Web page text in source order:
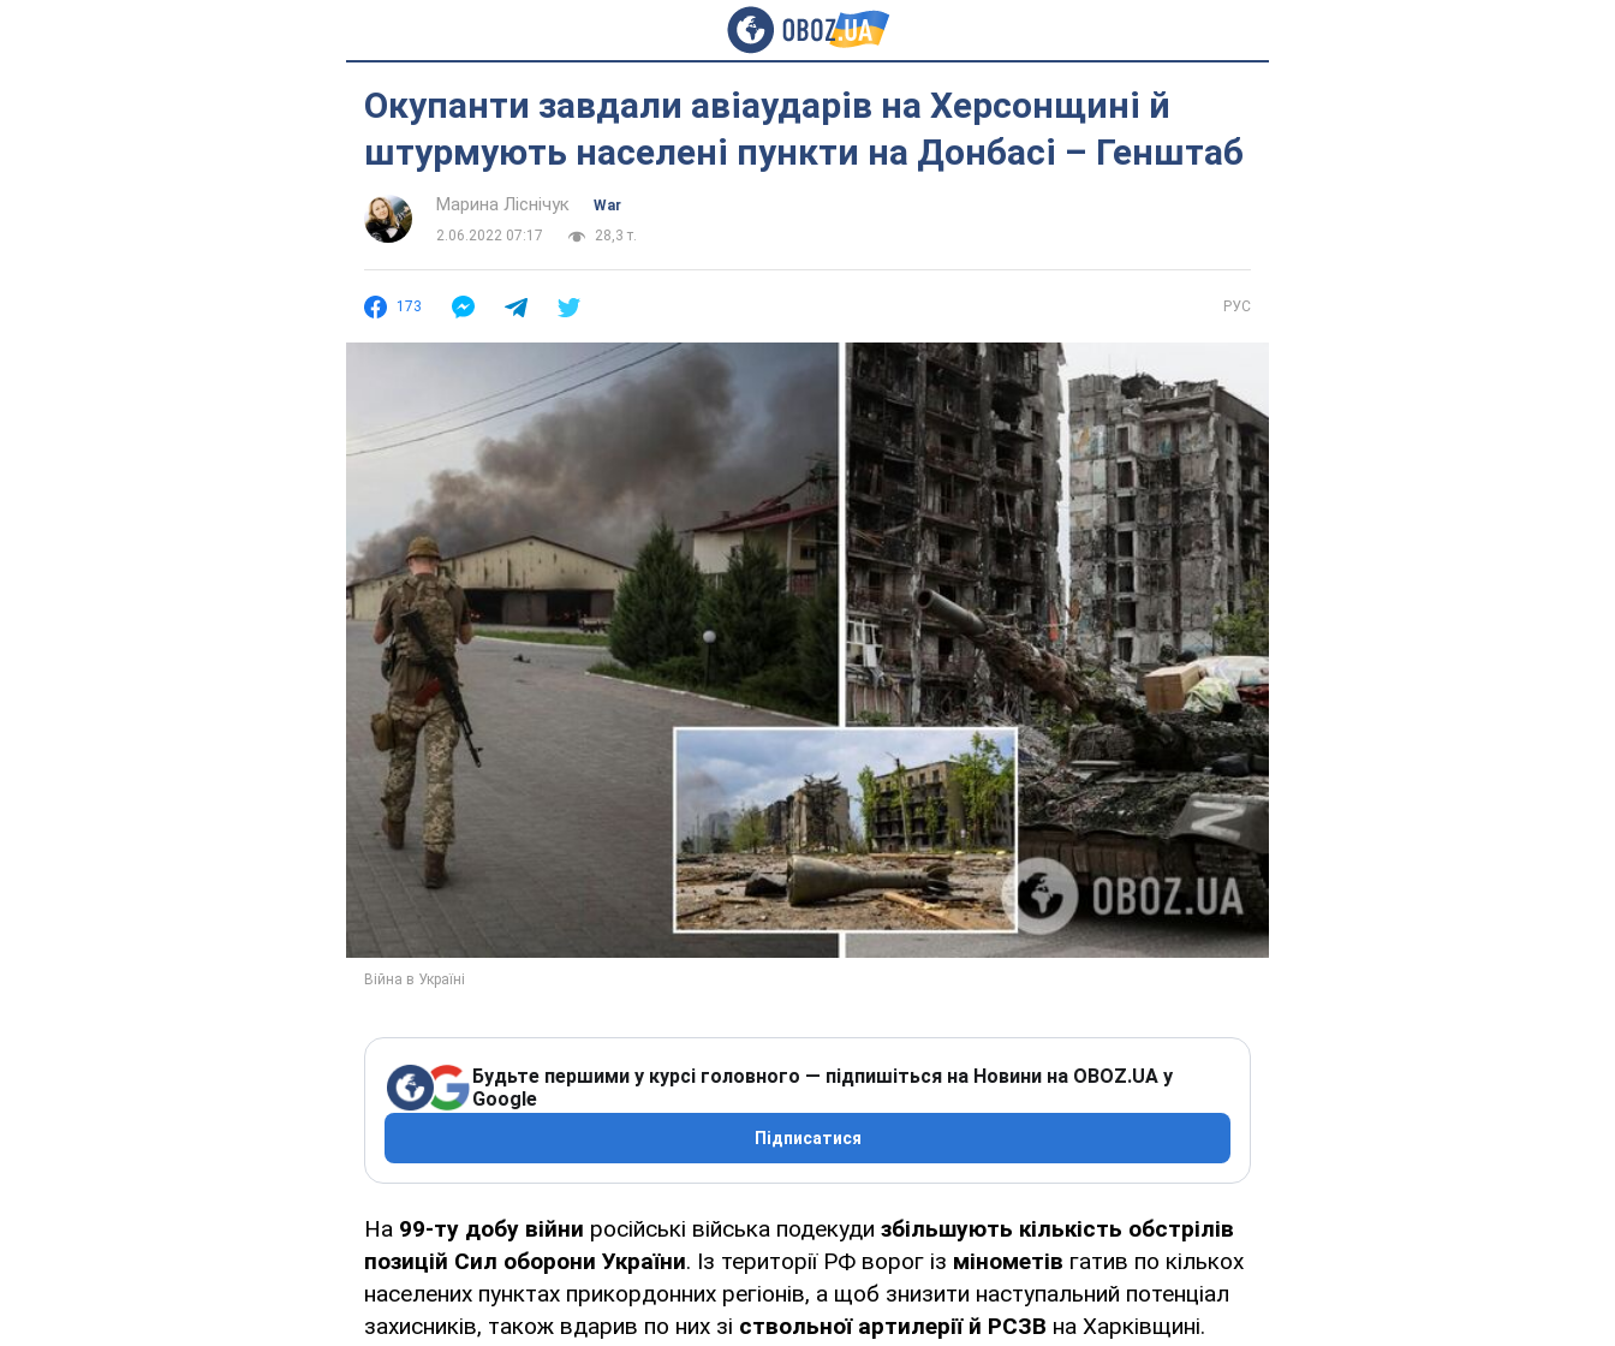
Окупанти завдали авіаударів на Херсонщині й
штурмують населені пункти на Донбасі – Генштаб
Марина Ліснічук
War
2.06.2022 07:17
28,3 т.
173 РУС
Будьте першими у курсі головного — підпишіться на Новини на OBOZ.UA у
Google
Підписатися
На 99-ту добу війни російські війська подекуди збільшують кількість обстрілів
позицій Сил оборони України. Із території РФ ворог із мінометів гатив по кількох
населених пунктах прикордонних регіонів, а щоб знизити наступальний потенціал
захисників, також вдарив по них зі ствольної артилерії й РСЗВ на Харківщині.